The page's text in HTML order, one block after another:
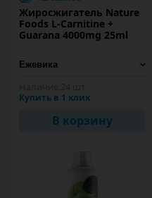
Жиросжигатель Nature
Foods L-Carnitine +
Guarana 4000mg 25ml
Купить в 1 клик
В корзину